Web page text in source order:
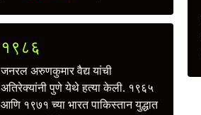
१९८६
जनरल अरुणकुमार वैद्य यांची
अतिरेक्यांनी पुणे येथे हत्या केली. १९६५
आणि १९७१ च्या भारत पाकिस्तान युद्धात